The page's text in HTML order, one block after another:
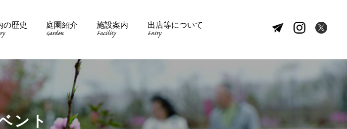
の歴史 庭園紹介
Garden
施設案内
Facility
出店等について
Entry
ント